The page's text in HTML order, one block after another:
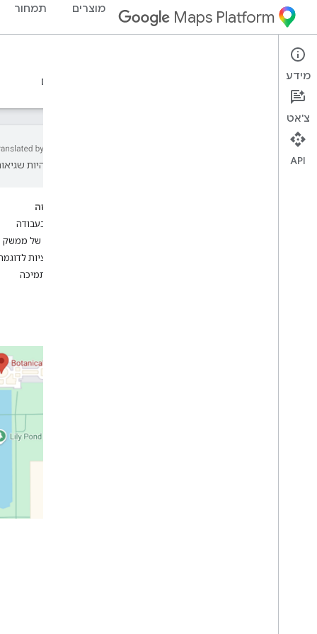
Maps Platform מוצרים תמחור
Web Services
מדריכים
הדור הקודם
עשויות להיות
בדף הזה
התחל בעבודה
תכונות של ממשק API של מקומות Google (חדש)
אפליקציות
עזרה ותמיכה
מידע
צ'אט
API